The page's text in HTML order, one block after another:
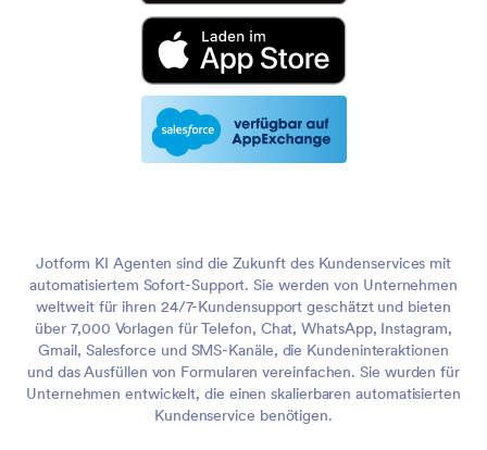
Jotform KI Agenten sind die Zukunft des Kundenservices mit
automatisiertem Sofort-Support. Sie werden von Unternehmen
weltweit für ihren 24/7-Kundensupport geschätzt und bieten
über 7,000 Vorlagen für Telefon, Chat, WhatsApp, Instagram,
Gmail, Salesforce und SMS-Kanäle, die Kundeninteraktionen
und das Ausfüllen von Formularen vereinfachen. Sie wurden für
Unternehmen entwickelt, die einen skalierbaren automatisierten
Kundenservice benötigen.